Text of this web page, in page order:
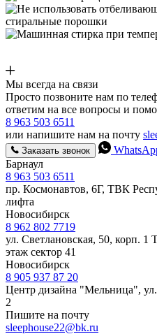
Мы всегда на связи
Просто позвоните нам по
ответим на все вопросы и
8 963 503 6511
или напишите нам на почту
Заказать звонок
Барнаул
8 963 503 6511
пр. Космонавтов, 6Г, ТВК
лифта
Новосибирск
8 962 802 7719
ул. Светлановская, 50, корп.
этаж сектор 41
Новосибирск
8 905 937 87 20
Центр дизайна "Мельница",
2
Пишите на почту
sleephouse22@bk.ru